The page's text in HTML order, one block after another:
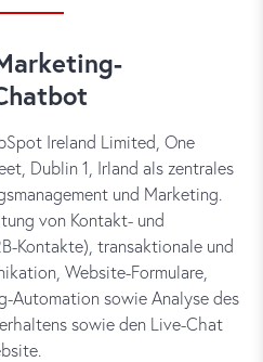
Ireland Limited, One
Dublin 1, Irland als zentrales
und Marketing.
von Kontakt- und
Kontakte), transaktionale und
Website-Formulare,
Automation sowie Analyse des
sowie den Live-Chat